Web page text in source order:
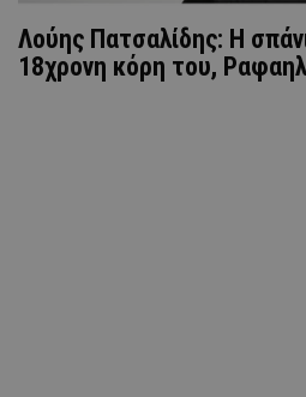
Λούης Πατσαλίδης: Η
18χρονη κόρη του,